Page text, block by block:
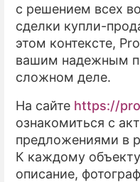
с решением всех
сделки купли-
этом контексте,
вашим надежным
сложном деле.
На сайте https://
ознакомиться с
предложениями в
К каждому
описание,